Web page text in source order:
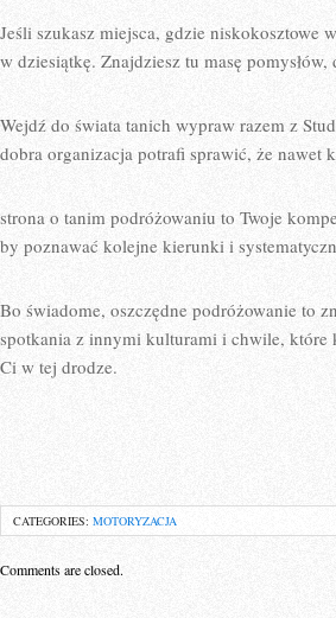
Jeśli szukasz miejsca, gdzie niskokosztowe
w dziesiątkę. Znajdziesz tu masę
Wejdź do świata tanich wypraw razem z
dobra organizacja potrafi sprawić, że nawet
strona o tanim podróżowaniu to Twoje
by poznawać kolejne kierunki i
Bo świadome, oszczędne podróżowanie to
spotkania z innymi kulturami i chwile, które
Ci w tej drodze.
CATEGORIES: MOTORYZACJA
Comments are closed.